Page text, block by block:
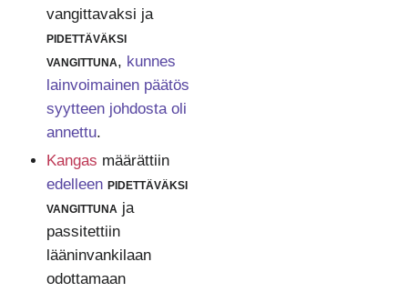
vangittavaksi ja
pidettäväksi
vangittuna, kunnes
lainvoimainen päätös
syytteen johdosta oli
annettu.
Kangas määrättiin
edelleen pidettäväksi
vangittuna ja
passitettiin
lääninvankilaan
odottamaan